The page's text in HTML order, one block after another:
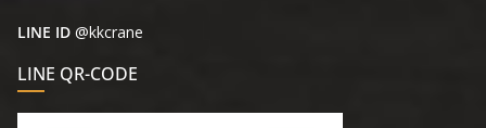
LINE ID @kkcrane
LINE QR-CODE